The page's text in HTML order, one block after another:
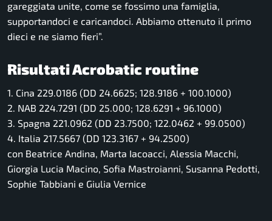
gareggiata unite, come se fossimo una famiglia,
supportandoci e caricandoci. Abbiamo ottenuto il primo
dieci e ne siamo fieri”.
Risultati Acrobatic routine
1. Cina 229.0186 (DD 24.6625; 128.9186 + 100.1000)
2. NAB 224.7291 (DD 25.000; 128.6291 + 96.1000)
3. Spagna 221.0962 (DD 23.7500; 122.0462 + 99.0500)
4. Italia 217.5667 (DD 123.3167 + 94.2500)
con Beatrice Andina, Marta Iacoacci, Alessia Macchi,
Giorgia Lucia Macino, Sofia Mastroianni, Susanna Pedotti,
Sophie Tabbiani e Giulia Vernice